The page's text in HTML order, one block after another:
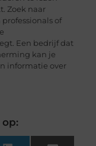
Zoek naar
of
Een bedrijf dat
kan je
informatie over